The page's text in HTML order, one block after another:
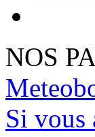
NOS
Si vous